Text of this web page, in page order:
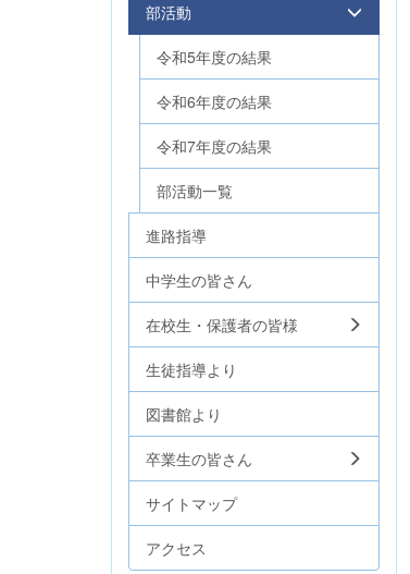
部活動
令和5年度の結果
令和6年度の結果
令和7年度の結果
部活動一覧
進路指導
中学生の皆さん
在校生・保護者の皆様
生徒指導より
図書館より
卒業生の皆さん
サイトマップ
アクセス